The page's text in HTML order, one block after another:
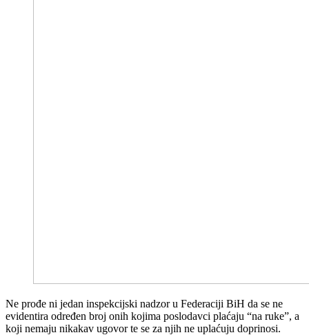
Ne prođe ni jedan inspekcijski nadzor u Federaciji BiH da se ne
evidentira određen broj onih kojima poslodavci plaćaju “na ruke”, a
koji nemaju nikakav ugovor te se za njih ne uplaćuju doprinosi.